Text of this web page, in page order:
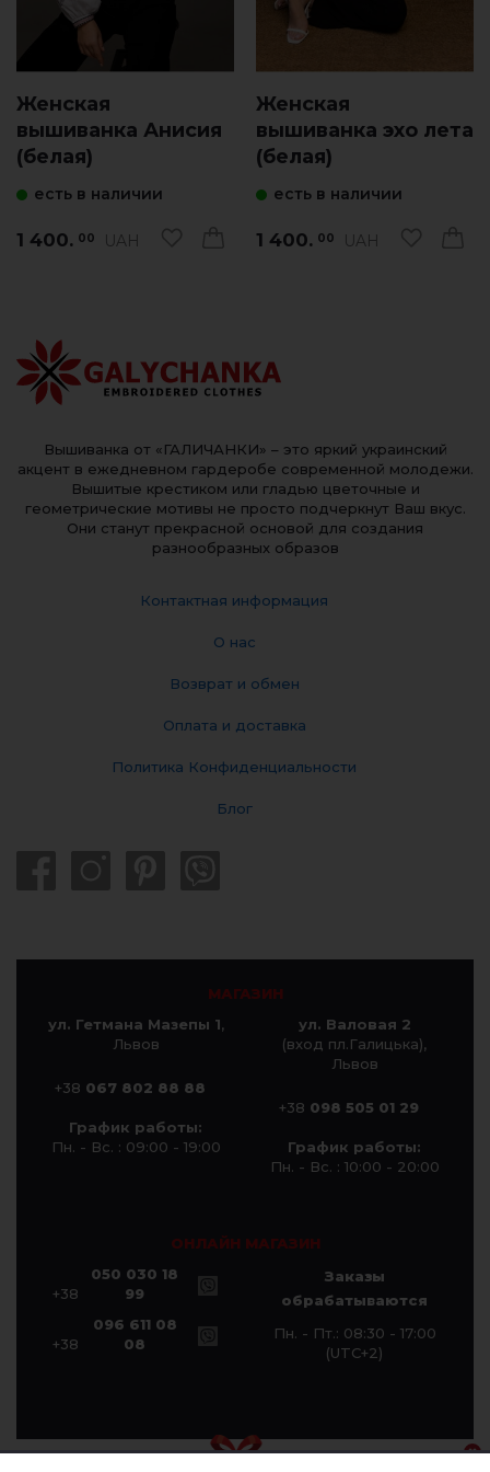
Женская
вышиванка Анисия
(белая)
есть в наличии
1 400. 00 UAH
Женская
вышиванка эхо лета
(белая)
есть в наличии
1 400. 00 UAH
Вышиванка от «ГАЛИЧАНКИ» – это яркий украинский
акцент в ежедневном гардеробе современной молодежи.
Вышитые крестиком или гладью цветочные и
геометрические мотивы не просто подчеркнут Ваш вкус.
Они станут прекрасной основой для создания
разнообразных образов
Контактная информация
О нас
Возврат и обмен
Оплата и доставка
Политика Конфиденциальности
Блог
МАГАЗИН
ул. Гетмана Мазепы 1,
Львов
+38 067 802 88 88
График работы:
Пн. - Вс. : 09:00 - 19:00
ул. Валовая 2
(вход пл.Галицька),
Львов
+38 098 505 01 29
График работы:
Пн. - Вс. : 10:00 - 20:00
ОНЛАЙН МАГАЗИН
+38
050 030 18
99
+38
096 611 08
08
Заказы
обрабатываются
Пн. - Пт.: 08:30 - 17:00
(UTC+2)